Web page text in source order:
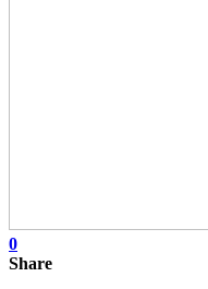
0
Share